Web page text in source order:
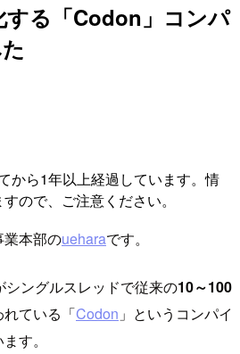
る「Codon」コンパ
から1年以上経過しています。情
ので、ご注意ください。
業本部のueharaです。
ングルスレッドで従来の10～100
ている「Codon 」というコンパイ
す。